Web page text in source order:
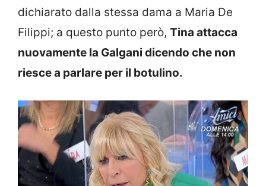
dichiarato dalla stessa dama a Maria De
Filippi; a questo punto però, Tina attacca
nuovamente la Galgani dicendo che non
riesce a parlare per il botulino.